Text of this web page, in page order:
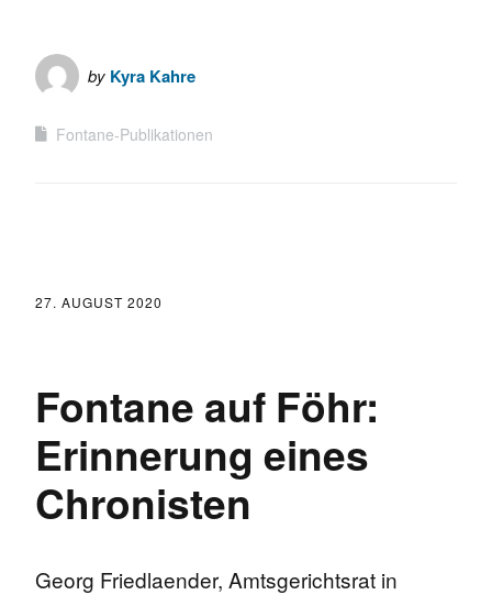
by Kyra Kahre
Fontane-Publikationen
27. AUGUST 2020
Fontane auf Föhr:
Erinnerung eines
Chronisten
Georg Friedlaender, Amtsgerichtsrat in